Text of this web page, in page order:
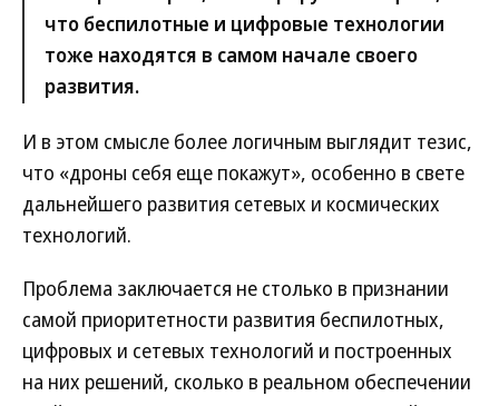
что беспилотные и цифровые технологии
тоже находятся в самом начале своего
развития.
И в этом смысле более логичным выглядит тезис,
что «дроны себя еще покажут», особенно в свете
дальнейшего развития сетевых и космических
технологий.
Проблема заключается не столько в признании
самой приоритетности развития беспилотных,
цифровых и сетевых технологий и построенных
на них решений, сколько в реальном обеспечении